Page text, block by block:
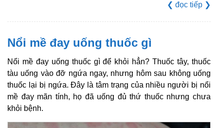
❮ đọc tiếp ❯
Nổi mề đay uống thuốc gì
Nổi mề đay uống thuốc gì để khỏi hẳn? Thuốc tây, thuốc
tàu uống vào đỡ ngứa ngay, nhưng hôm sau không uống
thuốc lại bị ngứa. Đây là tâm trạng của nhiều người bị nổi
mề đay mãn tính, họ đã uống đủ thứ thuốc nhưng chưa
khỏi bệnh.